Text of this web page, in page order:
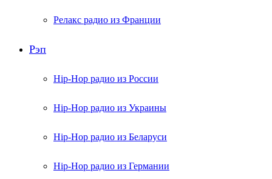
Релакс радио из Франции
Рэп
Hip-Hop радио из России
Hip-Hop радио из Украины
Hip-Hop радио из Беларуси
Hip-Hop радио из Германии